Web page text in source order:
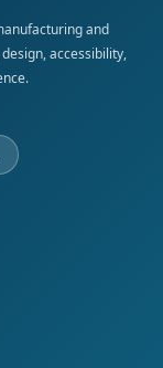
and
accessibility,